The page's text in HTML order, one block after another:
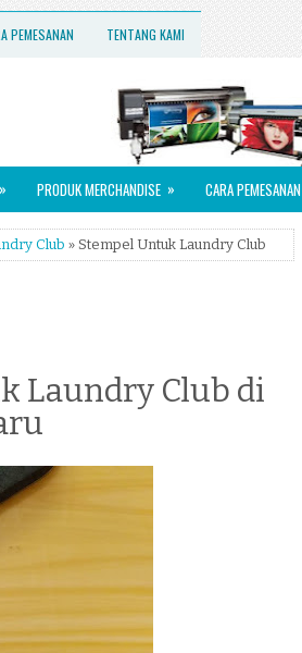
PEMESANAN TENTANG KAMI
» PRODUK MERCHANDISE » CARA PEMESANAN
Club » Stempel Untuk Laundry Club
Laundry Club di